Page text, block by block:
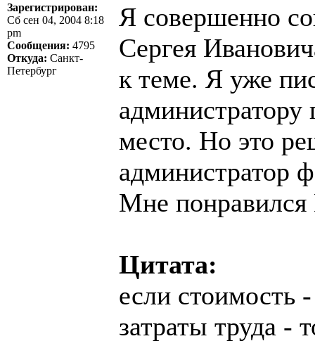
Зарегистрирован:
Сб сен 04, 2004 8:18
pm
Сообщения: 4795
Откуда: Санкт-
Петербург
Я совершенно
Сергея
к теме. Я уже
администратору
место. Но это
администратор
Мне
Цитата:
если стоимость
затраты труда -